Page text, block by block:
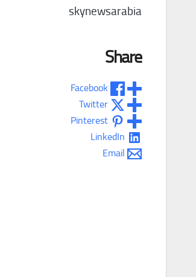
skynewsarabia
Share
Facebook
Twitter
Pinterest
LinkedIn
Email